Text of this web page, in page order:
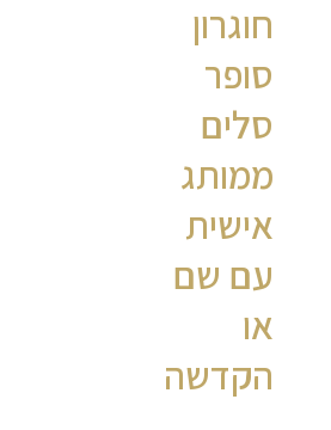
חוגרון
סופר
סלים
ממותג
אישית
עם שם
או
הקדשה